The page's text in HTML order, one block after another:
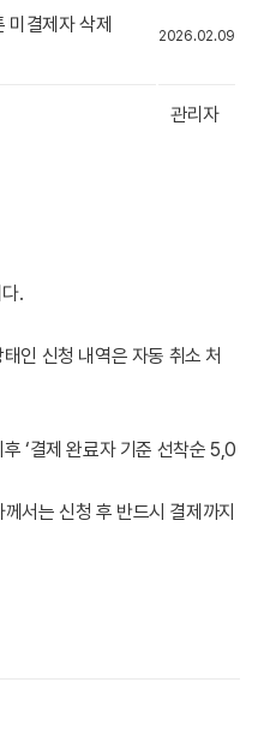
결제자 삭제
2026.02.09
관리자
.
인 신청 내역은 자동 취소 처
‘결제 완료자 기준 선착순 5,0
서는 신청 후 반드시 결제까지